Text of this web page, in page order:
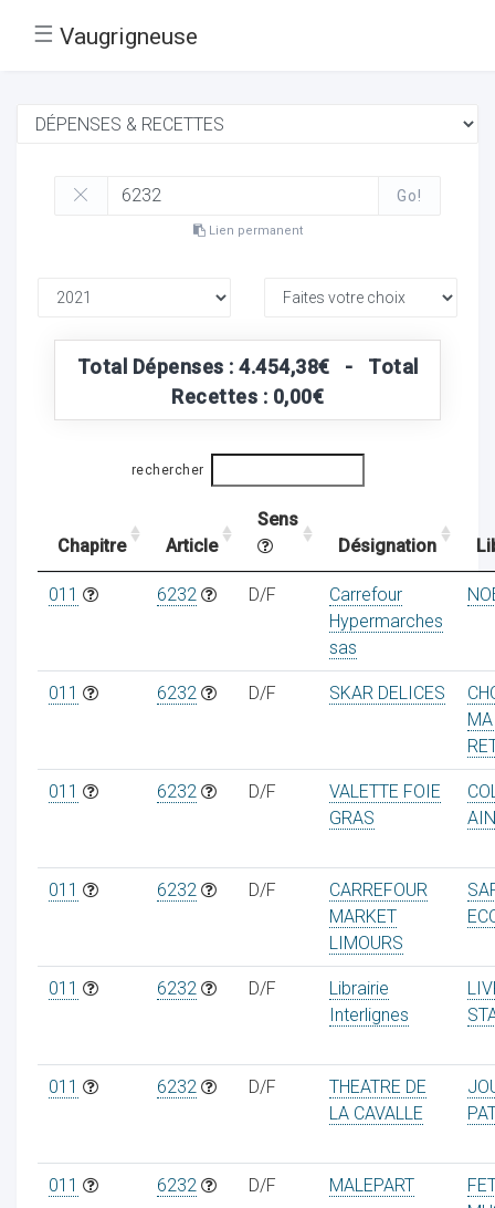
☰ Vaugrigneuse
Go!
Lien permanent
Total Dépenses : 4.454,38€ - Total
Recettes : 0,00€
rechercher
Chapitre Article
Sens
Désignation
011 6232 D/F
Carrefour
Hypermarches
sas
011 6232 D/F SKAR DELICES
011 6232 D/F
VALETTE FOIE
GRAS
011 6232 D/F
CARREFOUR
MARKET
LIMOURS
011 6232 D/F
Librairie
Interlignes
011 6232 D/F
THEATRE DE
LA CAVALLE
011 6232 D/F MALEPART